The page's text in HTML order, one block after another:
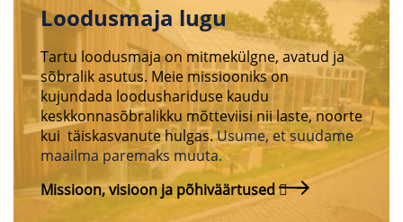
Loodusmaja lugu
Tartu loodusmaja on mitmekülgne, avatud ja
sõbralik asutus. Meie missiooniks on
kujundada loodushariduse kaudu
keskkonnasõbralikku mõtteviisi nii laste, noorte
kui täiskasvanute hulgas.Usume, et suudame
maailma paremaks muuta.
Missioon, visioon ja põhiväärtused